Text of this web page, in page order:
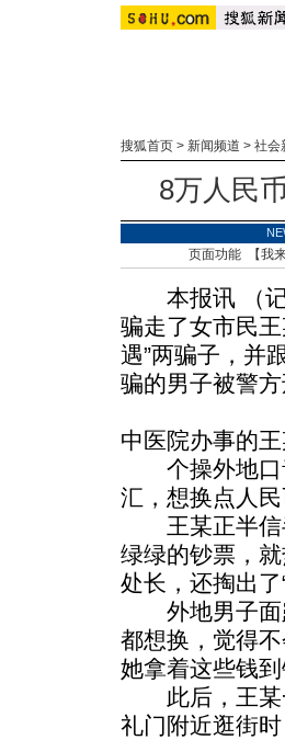
搜狐首页 > 新闻频道 > 社会
8万人民
页面功能 【我
本报讯 （记
骗走了女市民
遇”两骗子，并
骗的男子被警方
中医院办事的
个操外地口
汇，想换点人
王某正半信
绿绿的钞票，
处长，还掏出了“
外地男子面
都想换，觉得
她拿着这些钱
此后，王某
礼门附近逛街